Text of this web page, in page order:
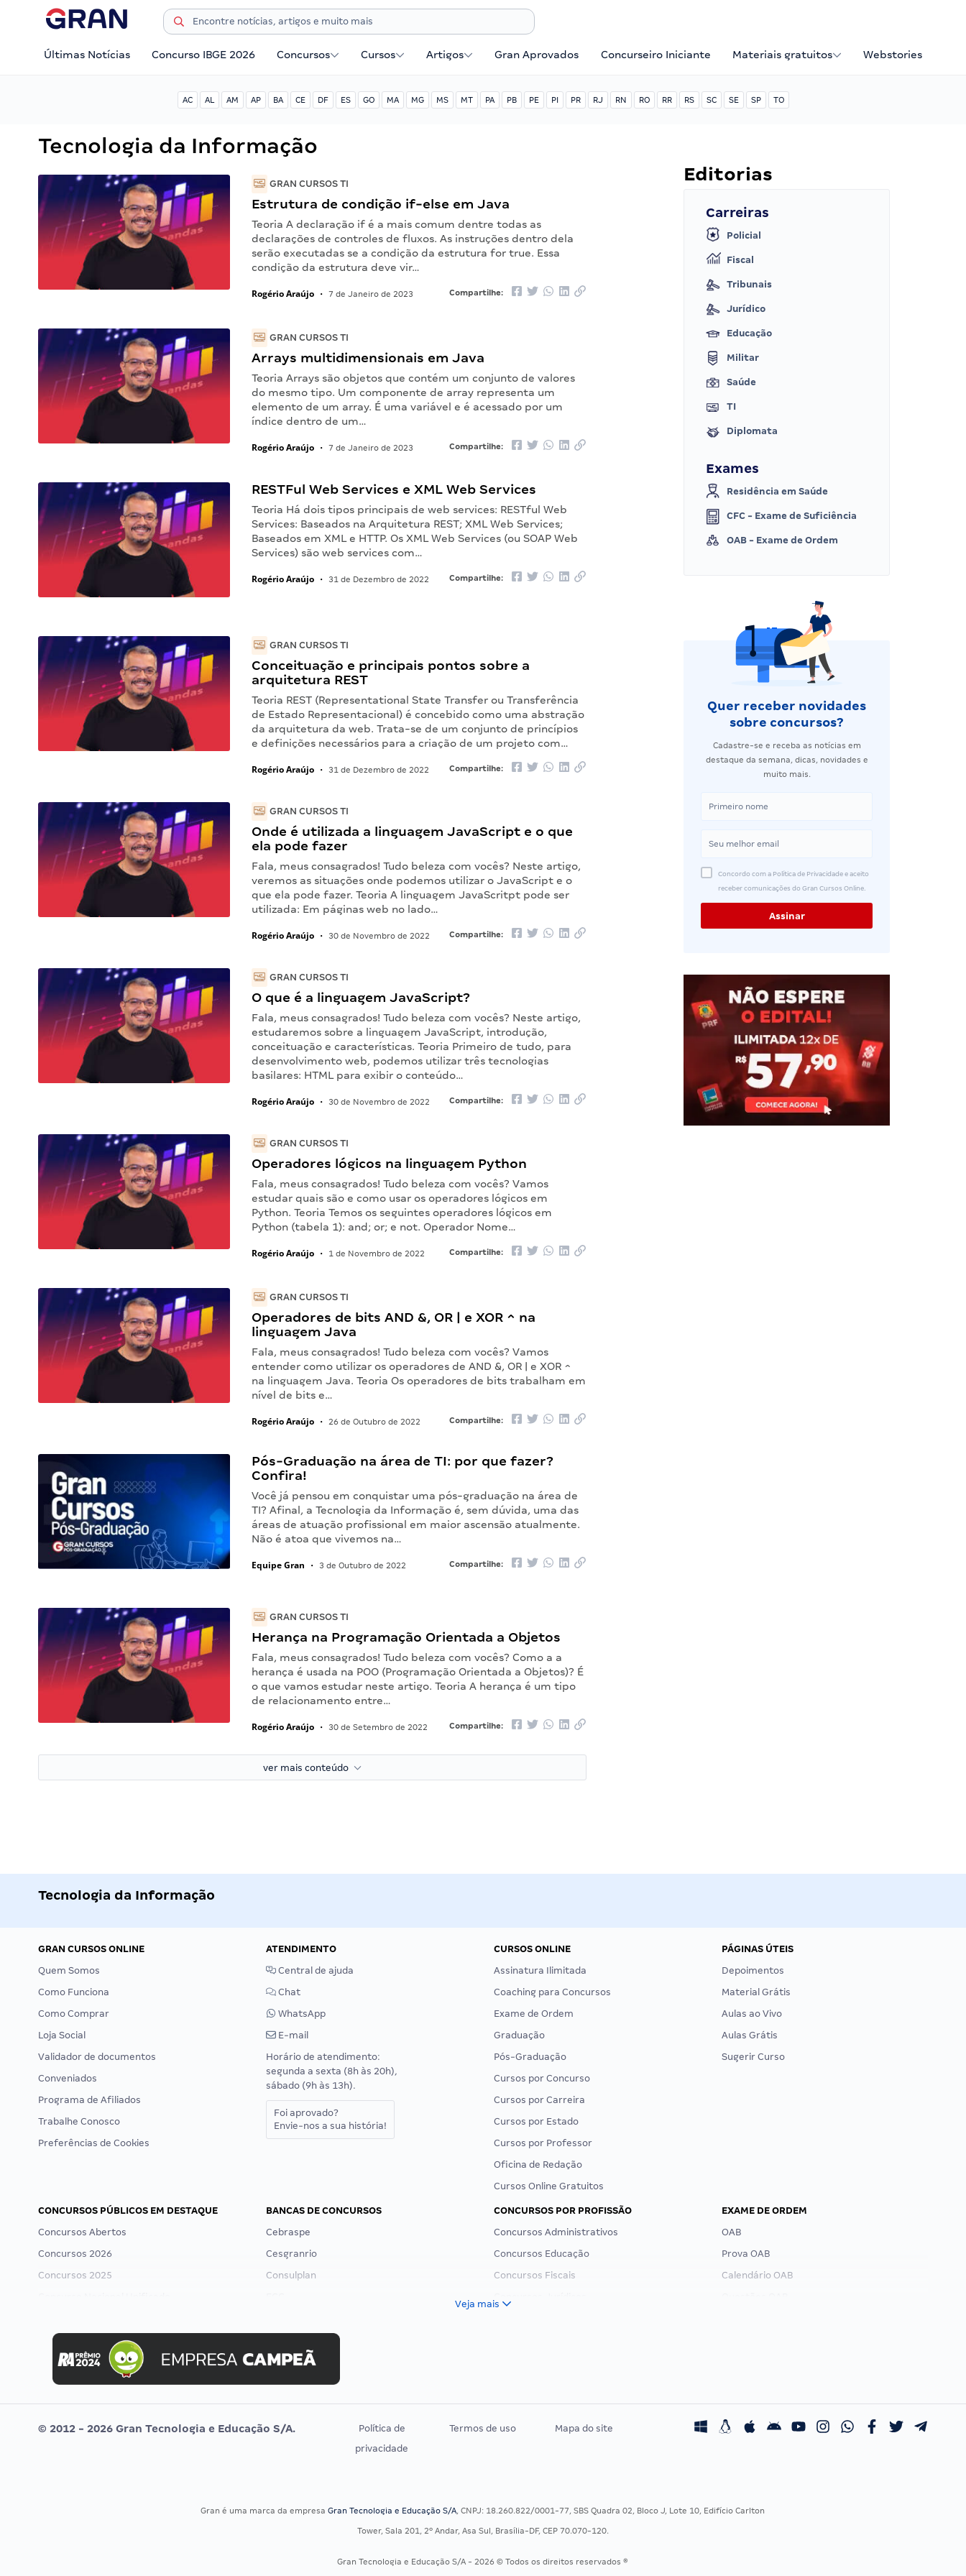
Últimas Notícias Concurso IBGE 2026 Concursos Cursos Artigos Gran Aprovados Concurseiro Iniciante Materiais gratuitos Webstories
AC AL AM AP BA CE DF ES GO MA MG MS MT PA PB PE PI PR RJ RN RO RR RS SC SE SP TO
Tecnologia da Informação
GRAN CURSOS TI
Estrutura de condição if-else em Java
Teoria A declaração if é a mais comum dentre todas as
declarações de controles de fluxos. As instruções dentro dela
serão executadas se a condição da estrutura for true. Essa
condição da estrutura deve vir…
Rogério Araújo • 7 de Janeiro de 2023 Compartilhe:
GRAN CURSOS TI
Arrays multidimensionais em Java
Teoria Arrays são objetos que contém um conjunto de valores
do mesmo tipo. Um componente de array representa um
elemento de um array. É uma variável e é acessado por um
índice dentro de um…
Rogério Araújo • 7 de Janeiro de 2023 Compartilhe:
RESTFul Web Services e XML Web Services
Teoria Há dois tipos principais de web services: RESTful Web
Services: Baseados na Arquitetura REST; XML Web Services;
Baseados em XML e HTTP. Os XML Web Services (ou SOAP Web
Services) são web services com…
Rogério Araújo • 31 de Dezembro de 2022 Compartilhe:
GRAN CURSOS TI
Conceituação e principais pontos sobre a
arquitetura REST
Teoria REST (Representational State Transfer ou Transferência
de Estado Representacional) é concebido como uma abstração
da arquitetura da web. Trata-se de um conjunto de princípios
e definições necessários para a criação de um projeto com…
Rogério Araújo • 31 de Dezembro de 2022 Compartilhe:
GRAN CURSOS TI
Onde é utilizada a linguagem JavaScript e o que
ela pode fazer
Fala, meus consagrados! Tudo beleza com vocês? Neste artigo,
veremos as situações onde podemos utilizar o JavaScript e o
que ela pode fazer. Teoria A linguagem JavaScritpt pode ser
utilizada: Em páginas web no lado…
Rogério Araújo • 30 de Novembro de 2022 Compartilhe:
GRAN CURSOS TI
O que é a linguagem JavaScript?
Fala, meus consagrados! Tudo beleza com vocês? Neste artigo,
estudaremos sobre a linguagem JavaScript, introdução,
conceituação e características. Teoria Primeiro de tudo, para
desenvolvimento web, podemos utilizar três tecnologias
basilares: HTML para exibir o conteúdo…
Rogério Araújo • 30 de Novembro de 2022 Compartilhe:
GRAN CURSOS TI
Operadores lógicos na linguagem Python
Fala, meus consagrados! Tudo beleza com vocês? Vamos
estudar quais são e como usar os operadores lógicos em
Python. Teoria Temos os seguintes operadores lógicos em
Python (tabela 1): and; or; e not. Operador Nome…
Rogério Araújo • 1 de Novembro de 2022 Compartilhe:
GRAN CURSOS TI
Operadores de bits AND &, OR | e XOR ^ na
linguagem Java
Fala, meus consagrados! Tudo beleza com vocês? Vamos
entender como utilizar os operadores de AND &, OR | e XOR ^
na linguagem Java. Teoria Os operadores de bits trabalham em
nível de bits e…
Rogério Araújo • 26 de Outubro de 2022 Compartilhe:
Pós-Graduação na área de TI: por que fazer?
Confira!
Você já pensou em conquistar uma pós-graduação na área de
TI? Afinal, a Tecnologia da Informação é, sem dúvida, uma das
áreas de atuação profissional em maior ascensão atualmente.
Não é atoa que vivemos na…
Equipe Gran • 3 de Outubro de 2022 Compartilhe:
GRAN CURSOS TI
Herança na Programação Orientada a Objetos
Fala, meus consagrados! Tudo beleza com vocês? Como a a
herança é usada na POO (Programação Orientada a Objetos)? É
o que vamos estudar neste artigo. Teoria A herança é um tipo
de relacionamento entre…
Rogério Araújo • 30 de Setembro de 2022 Compartilhe:
ver mais conteúdo
Editorias
Carreiras
Policial
Fiscal
Tribunais
Jurídico
Educação
Militar
Saúde
TI
Diplomata
Exames
Residência em Saúde
CFC - Exame de Suficiência
OAB - Exame de Ordem
Quer receber novidades
sobre concursos?
Cadastre-se e receba as notícias em
destaque da semana, dicas, novidades e
muito mais.
Concordo com a Política de Privacidade e aceito
receber comunicações do Gran Cursos Online.
Tecnologia da Informação
GRAN CURSOS ONLINE
Quem Somos
Como Funciona
Como Comprar
Loja Social
Validador de documentos
Conveniados
Programa de Afiliados
Trabalhe Conosco
Preferências de Cookies
ATENDIMENTO
Central de ajuda
Chat
WhatsApp
E-mail
Horário de atendimento:
segunda a sexta (8h às 20h),
sábado (9h às 13h).
Foi aprovado?
Envie-nos a sua história!
CURSOS ONLINE
Assinatura Ilimitada
Coaching para Concursos
Exame de Ordem
Graduação
Pós-Graduação
Cursos por Concurso
Cursos por Carreira
Cursos por Estado
Cursos por Professor
Oficina de Redação
Cursos Online Gratuitos
PÁGINAS ÚTEIS
Depoimentos
Material Grátis
Aulas ao Vivo
Aulas Grátis
Sugerir Curso
CONCURSOS PÚBLICOS EM DESTAQUE
Concursos Abertos
Concursos 2026
Concursos 2025
Concurso MPU
Editais publicados
BANCAS DE CONCURSOS
Cebraspe
Cesgranrio
Consulplan
Selecon
Uniase
Vunesp
CONCURSOS POR PROFISSÃO
Concursos Administrativos
Concursos Educação
Concursos Fiscais
Residência Multiprofissional
EXAME DE ORDEM
OAB
Prova OAB
Calendário OAB
Veja mais
© 2012 - 2026 Gran Tecnologia e Educação S/A.
Política de
privacidade
Termos de uso Mapa do site
Gran é uma marca da empresaGran Tecnologia e Educação S/A, CNPJ: 18.260.822/0001-77, SBS Quadra 02, Bloco J, Lote 10, Edifício Carlton
Tower, Sala 201, 2º Andar, Asa Sul, Brasília-DF, CEP 70.070-120.
Gran Tecnologia e Educação S/A - 2026 © Todos os direitos reservados ®